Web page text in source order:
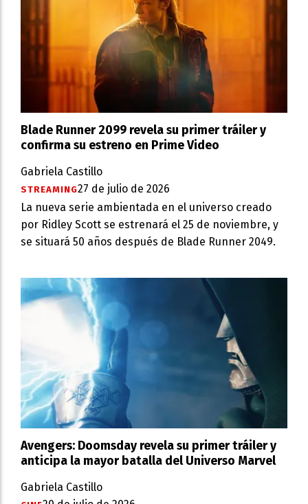
Blade Runner 2099 revela su primer tráiler y
confirma su estreno en Prime Video
Gabriela Castillo
STREAMING27 de julio de 2026
La nueva serie ambientada en el universo creado
por Ridley Scott se estrenará el 25 de noviembre, y
se situará 50 años después de Blade Runner 2049.
Avengers: Doomsday revela su primer tráiler y
anticipa la mayor batalla del Universo Marvel
Gabriela Castillo